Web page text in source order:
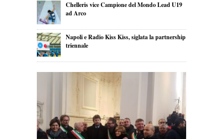
Chelleris vice Campione del Mondo Lead U19
ad Arco
Napoli e Radio Kiss Kiss, siglata la partnership
triennale